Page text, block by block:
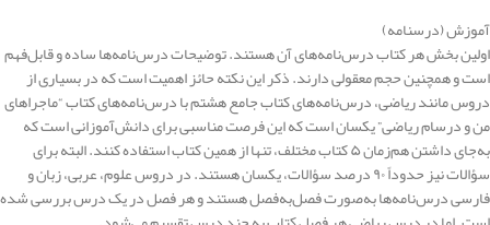
آموزش (درسنامه)
اولین بخش هر کتاب درس‌نامه‌های آن هستند. توضیحات درس‌نامه‌ها ساده و قابل‌فهم
است و همچنین حجم معقولی دارند. ذکر این نکته حائز اهمیت است که در بسیاری از
دروس مانند ریاضی، درس‌نامه‌های کتاب جامع هشتم با درس‌نامه‌های کتاب “ماجراهای
من و درسام ریاضی” یکسان است که این فرصت مناسبی برای دانش‌آموزانی است که
به‌جای داشتن هم‌زمان ۵ کتاب مختلف، تنها از همین کتاب استفاده کنند. البته برای
سؤالات نیز حدوداً ۹۰ درصد سؤالات، یکسان هستند. در دروس علوم، عربی، زبان و
فارسی درس‌نامه‌ها به‌صورت فصل‌به‌فصل هستند و هر فصل در یک درس بررسی‌ شده